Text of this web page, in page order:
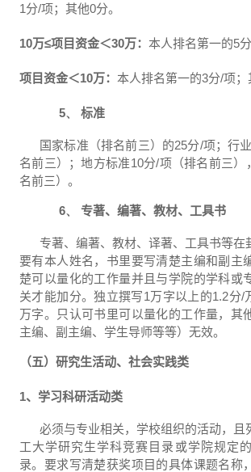
1分/项；其他0分。
10万≤项目资金＜30万： 本人排名第一的5分
项目资金＜10万： 本人排名第一的3分/项；
5、 标准
国家标准（排名前三）的25分/项；行
名前三）；地方标准10分/项（排名前三）
名前三）。
6、 专著、编著、教材、工具书
专著、编著、教材、译著、工具书等在
要有本人姓名，书里要写清楚主编和副主
楚可以量化的工作量并且与学院的学科或
关才能加分。独立撰写1万字以上的1.2分/
万字。只认可书里可以量化的工作量，其
主编、副主编、学生导师等等）无效。
（五）研究生活动、社会实践类
1、学习科研活动类
必须与专业相关，学校组织的活动，且
工大学研究生学科竞赛目录或学院规定
录。要求写清楚获奖项目的具体课题名称